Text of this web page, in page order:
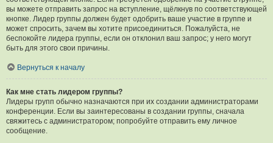
вы можете отправить запрос на вступление, щёлкнув по соответствующей
кнопке. Лидер группы должен будет одобрить ваше участие в группе и
может спросить, зачем вы хотите присоединиться. Пожалуйста, не
беспокойте лидера группы, если он отклонил ваш запрос; у него могут
быть для этого свои причины.
Вернуться к началу
Как мне стать лидером группы?
Лидеры групп обычно назначаются при их создании администраторами
конференции. Если вы заинтересованы в создании группы, сначала
свяжитесь с администратором; попробуйте отправить ему личное
сообщение.